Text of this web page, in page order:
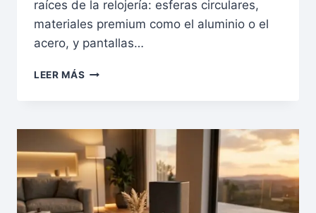
raíces de la relojería: esferas circulares,
materiales premium como el aluminio o el
acero, y pantallas…
LEER MÁS
WATCH:
LOS
3
SMARTWATCH
CIRCULARES
TIPO